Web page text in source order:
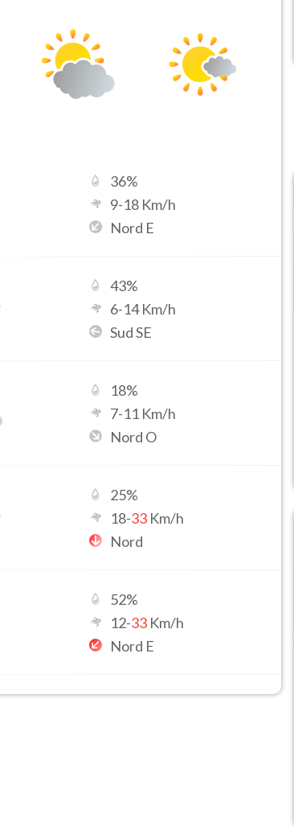
36%
9-18 Km/h
Nord E
43%
6-14Km/h
Sud SE
18%
7-11 Km/h
Nord O
25%
18-33 Km/h
Nord
52%
12-33 Km/h
Nord E